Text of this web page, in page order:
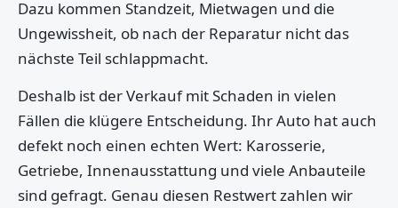
Dazu kommen Standzeit, Mietwagen und die
Ungewissheit, ob nach der Reparatur nicht das
nächste Teil schlappmacht.
Deshalb ist der Verkauf mit Schaden in vielen
Fällen die klügere Entscheidung. Ihr Auto hat auch
defekt noch einen echten Wert: Karosserie,
Getriebe, Innenausstattung und viele Anbauteile
sind gefragt. Genau diesen Restwert zahlen wir